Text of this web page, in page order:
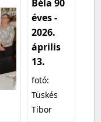
Béla 90
éves -
2026.
április
13.
fotó:
Tüskés
Tibor